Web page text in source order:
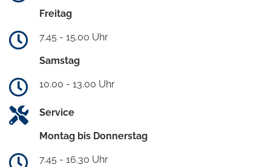
Freitag
7.45 - 15.00 Uhr
Samstag
10.00 - 13.00 Uhr
Service
Montag bis Donnerstag
7.45 - 16.30 Uhr